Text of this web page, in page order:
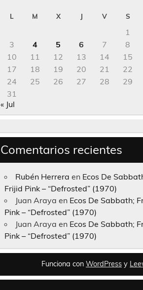
L M X J V S
1
3
4 5 6 7 8
10
11 12 13 14 15
17
18 19 20 21 22
24
25 26 27 28 29
31
« Jul
Comentarios recientes
Rubén Herrera en Ecos De
Frijid Pink – “Defrosted” (1970)
Juan Araya en Ecos De Sabbath;
Pink – “Defrosted” (1970)
Juan Araya en Ecos De Sabbath;
Pink – “Defrosted” (1970)
Funciona con WordPress y